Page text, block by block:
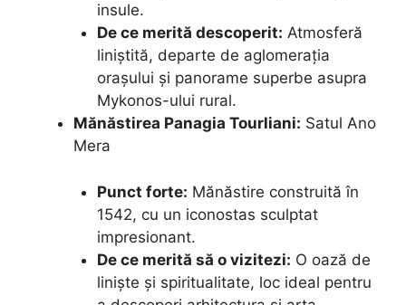
insule.
De ce merită descoperit: Atmosferă
liniștită, departe de aglomerația
orașului și panorame superbe asupra
Mykonos-ului rural.
Mănăstirea Panagia Tourliani: Satul Ano
Mera
Punct forte: Mănăstire construită în
1542, cu un iconostas sculptat
impresionant.
De ce merită să o vizitezi: O oază de
liniște și spiritualitate, loc ideal pentru